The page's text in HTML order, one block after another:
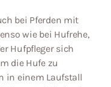
bei Pferden mit
wie bei Hufrehe,
Hufpfleger sich
die Hufe zu
in einem Laufstall